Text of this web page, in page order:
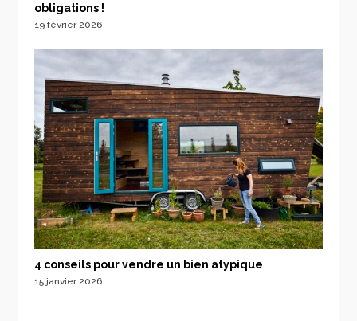
obligations !
19 février 2026
4 conseils pour vendre un bien atypique
15 janvier 2026